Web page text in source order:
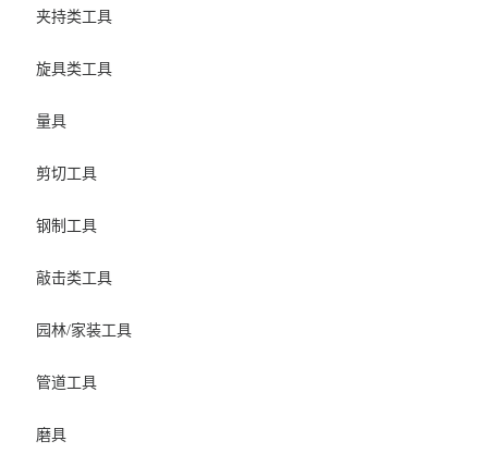
夹持类工具
旋具类工具
量具
剪切工具
钢制工具
敲击类工具
园林/家装工具
管道工具
磨具